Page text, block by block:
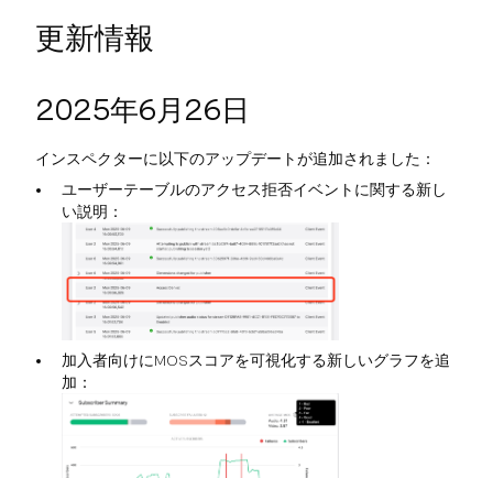
更新情報
2025年6月26日
インスペクターに以下のアップデートが追加されました：
ユーザーテーブルのアクセス拒否イベントに関する新し
い説明：
加入者向けにMOSスコアを可視化する新しいグラフを追
加：